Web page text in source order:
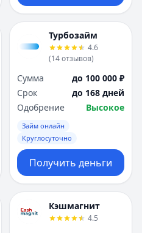
Турбозайм
4.6
(14отзывов)
Сумма
до 100 000 ₽
Срок
до 168 дней
Одобрение
Высокое
Займ онлайн
Круглосуточно
Получить деньги
Кэшмагнит
4.5